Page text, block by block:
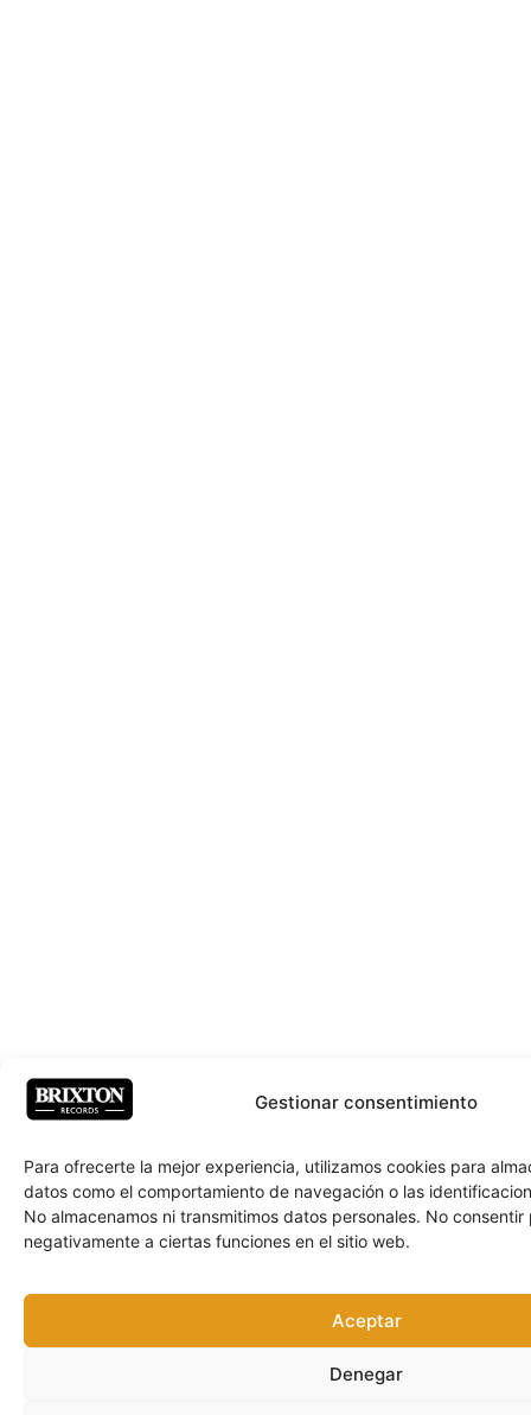
Gestionar consentimiento
Para ofrecerte la mejor experiencia, utilizamos cookies para
datos como el comportamiento de navegación o las
No almacenamos ni transmitimos datos personales. No
negativamente a ciertas funciones en el sitio web.
Aceptar
Denegar